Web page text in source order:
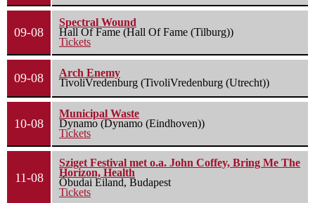
09-08
Spectral Wound
Hall Of Fame (Hall Of Fame (Tilburg))
Tickets
09-08
Arch Enemy
TivoliVredenburg (TivoliVredenburg (Utrecht))
10-08
Municipal Waste
Dynamo (Dynamo (Eindhoven))
Tickets
11-08
Sziget Festival met o.a. John Coffey, Bring Me The
Horizon, Health
Óbudai Eiland, Budapest
Tickets